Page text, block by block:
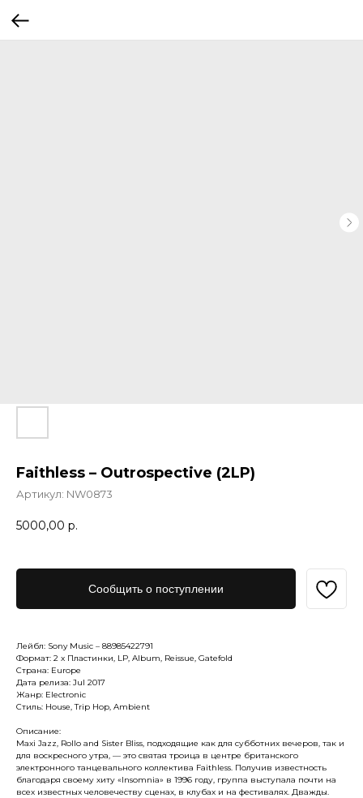
Faithless – Outrospective (2LP)
Артикул: NW0873
5000,00 р.
Сообщить о поступлении
Лейбл: Sony Music – 88985422791
Формат: 2 x Пластинки, LP, Album, Reissue, Gatefold
Страна: Europe
Дата релиза: Jul 2017
Жанр: Electronic
Стиль: House, Trip Hop, Ambient
Описание:
Maxi Jazz, Rollo and Sister Bliss, подходящие как для субботних вечеров, так и
для воскресного утра, — это святая троица в центре британского
электронного танцевального коллектива Faithless. Получив известность
благодаря своему хиту «Insomnia» в 1996 году, группа выступала почти на
всех известных человечеству сценах, в клубах и на фестивалях. Дважды.